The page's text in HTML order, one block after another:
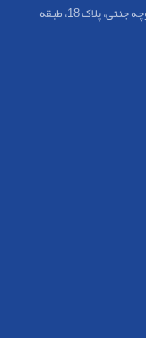
: تهران، میدان انقلاب، ابتدای خیابان آزادی، کوچه جنتی، پلاک 18، طبقه